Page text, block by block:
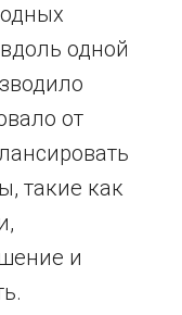
одной
от
такие как
и